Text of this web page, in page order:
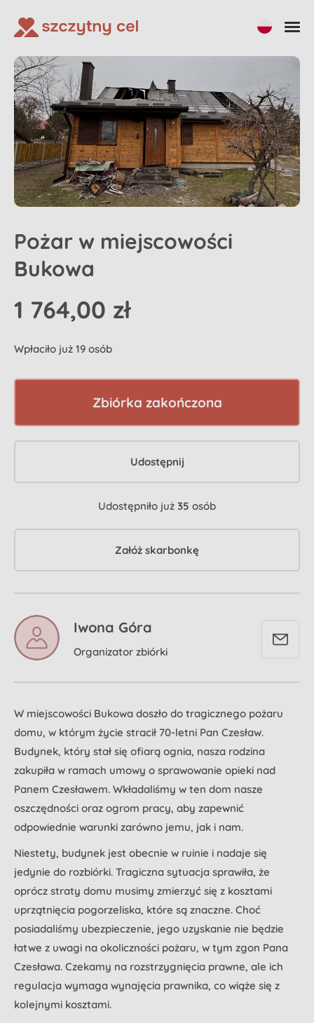
Pożar w miejscowości
Bukowa
1 764,00 zł
Wpłaciło już 19 osób
Zbiórka zakończona
Udostępnij
Udostępniło już 35 osób
Załóż skarbonkę
Iwona Góra
Organizator zbiórki
W miejscowości Bukowa doszło do tragicznego pożaru
domu, w którym życie stracił 70-letni Pan Czesław.
Budynek, który stał się ofiarą ognia, nasza rodzina
zakupiła w ramach umowy o sprawowanie opieki nad
Panem Czesławem. Wkładaliśmy w ten dom nasze
oszczędności oraz ogrom pracy, aby zapewnić
odpowiednie warunki zarówno jemu, jak i nam.
Niestety, budynek jest obecnie w ruinie i nadaje się
jedynie do rozbiórki. Tragiczna sytuacja sprawiła, że
oprócz straty domu musimy zmierzyć się z kosztami
uprzątnięcia pogorzeliska, które są znaczne. Choć
posiadaliśmy ubezpieczenie, jego uzyskanie nie będzie
łatwe z uwagi na okoliczności pożaru, w tym zgon Pana
Czesława. Czekamy na rozstrzygnięcia prawne, ale ich
regulacja wymaga wynajęcia prawnika, co wiąże się z
kolejnymi kosztami.
Udostępnij